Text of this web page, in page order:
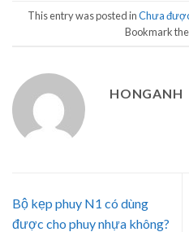
This entry was posted inChưa
Bookmark the
HONGANH
Bộ kẹp phuy N1 có dùng
được cho phuy nhựa không?